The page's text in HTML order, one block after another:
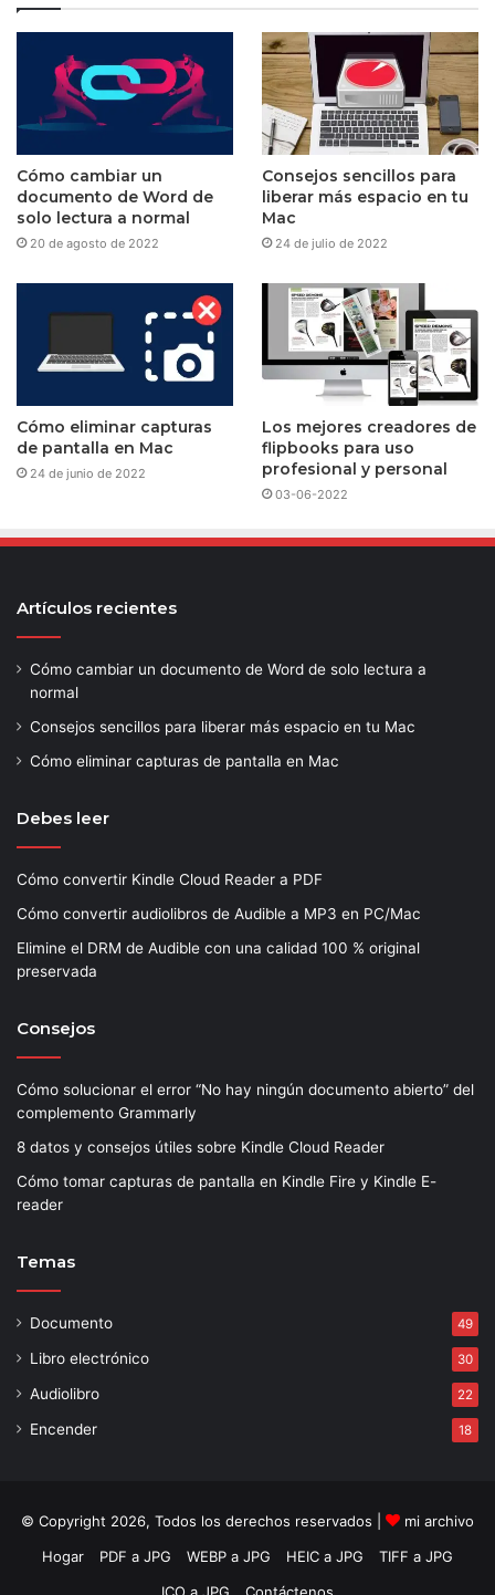
Cómo cambiar un
documento de Word de
solo lectura a normal
20 de agosto de 2022
Consejos sencillos para
liberar más espacio en tu
Mac
24 de julio de 2022
Cómo eliminar capturas
de pantalla en Mac
24 de junio de 2022
Los mejores creadores de
flipbooks para uso
profesional y personal
03-06-2022
Artículos recientes
Cómo cambiar un documento de Word de solo lectura a
normal
Consejos sencillos para liberar más espacio en tu Mac
Cómo eliminar capturas de pantalla en Mac
Debes leer
Cómo convertir Kindle Cloud Reader a PDF
Cómo convertir audiolibros de Audible a MP3 en PC/Mac
Elimine el DRM de Audible con una calidad 100 % original
preservada
Consejos
Cómo solucionar el error “No hay ningún documento abierto” del
complemento Grammarly
8 datos y consejos útiles sobre Kindle Cloud Reader
Cómo tomar capturas de pantalla en Kindle Fire y Kindle E-
reader
Temas
Documento 49
Libro electrónico 30
Audiolibro 22
Encender 18
© Copyright 2026, Todos los derechos reservados |
mi archivo
Hogar
PDF a JPG WEBP a JPG HEIC a JPG
TIFF a JPG